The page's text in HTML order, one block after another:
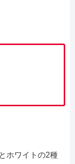
ホワイトの2種